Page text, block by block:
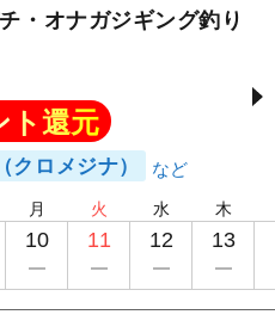
・オナガジギング釣り
ト還元
クロメジナ）
月
10
火
11
水
12
木
13